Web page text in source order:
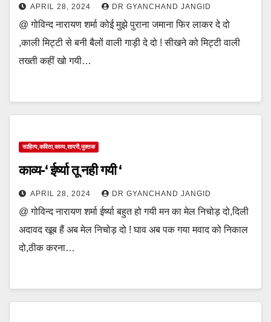
APRIL 28, 2024 DR GYANCHAND JANGID
@ गोविन्द नारायण शर्मा कोई मुझे पुराना जमाना फिर लाकर दे दो
,काली मिट्टी से बनी बैलों वाली गाड़ी दे दो ! सीखने को मिट्टी वाली
तख्ती कहीं खो गयी…
साहित्य,कविता,काव्य,शायरी,मुक्तक
काव्य-‘ ईर्ष्या तू नही गयी ‘
APRIL 28, 2024 DR GYANCHAND JANGID
@ गोविन्द नारायण शर्मा ईर्ष्या बहुत हो गयी मन का मेल निचोड़ दो,दिली
अदावद खूब हैं अब मेल निचोड़ दो ! घाव अब पक गया मवाद को निकाल
दो,ठीक करना…